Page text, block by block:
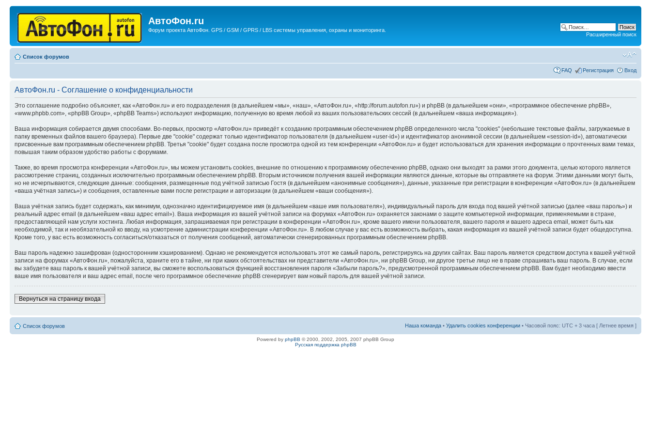
АвтоФон.ru
Форум проекта АвтоФон. GPS / GSM / GPRS / LBS системы управления, охраны и мониторинга.
Расширенный поиск
Список форумов
FAQ Регистрация Вход
АвтоФон.ru - Соглашение о конфиденциальности
Это соглашение подробно объясняет, как «АвтоФон.ru» и его подразделения (в дальнейшем «мы», «наш», «АвтоФон.ru», «http://forum.autofon.ru») и phpBB (в дальнейшем «они», «программное обеспечение phpBB»,
«www.phpbb.com», «phpBB Group», «phpBB Teams») используют информацию, полученную во время любой из ваших пользовательских сессий (в дальнейшем «ваша информация»).
Ваша информация собирается двумя способами. Во-первых, просмотр «АвтоФон.ru» приведёт к созданию программным обеспечением phpBB определенного числа "cookies" (небольшие текстовые файлы, загружаемые в
папку временных файлов вашего браузера). Первые две "cookie" содержат только идентификатор пользователя (в дальнейшем «user-id») и идентификатор анонимной сессии (в дальнейшем «session-id»), автоматически
присвоенные вам программным обеспечением phpBB. Третья "cookie" будет создана после просмотра одной из тем конференции «АвтоФон.ru» и будет использоваться для хранения информации о прочтенных вами темах,
повышая таким образом удобство работы с форумами.
Также, во время просмотра конференции «АвтоФон.ru», мы можем установить cookies, внешние по отношению к программному обеспечению phpBB, однако они выходят за рамки этого документа, целью которого является
рассмотрение страниц, созданных исключительно программным обеспечением phpBB. Вторым источником получения вашей информации являются данные, которые вы отправляете на форум. Этими данными могут быть,
но не исчерпываются, следующие данные: сообщения, размещенные под учётной записью Гостя (в дальнейшем «анонимные сообщения»), данные, указанные при регистрации в конференции «АвтоФон.ru» (в дальнейшем
«ваша учётная запись») и сообщения, оставленные вами после регистрации и авторизации (в дальнейшем «ваши сообщения»).
Ваша учётная запись будет содержать, как минимум, однозначно идентифицируемое имя (в дальнейшем «ваше имя пользователя»), индивидуальный пароль для входа под вашей учётной записью (далее «ваш пароль») и
реальный адрес email (в дальнейшем «ваш адрес email»). Ваша информация из вашей учётной записи на форумах «АвтоФон.ru» охраняется законами о защите компьютерной информации, применяемыми в стране,
предоставляющей нам услуги хостинга. Любая информация, запрашиваемая при регистрации в конференции «АвтоФон.ru», кроме вашего имени пользователя, вашего пароля и вашего адреса email, может быть как
необходимой, так и необязательной ко вводу, на усмотрение администрации конференции «АвтоФон.ru». В любом случае у вас есть возможность выбрать, какая информация из вашей учётной записи будет общедоступна.
Кроме того, у вас есть возможность согласиться/отказаться от получения сообщений, автоматически сгенерированных программным обеспечением phpBB.
Ваш пароль надежно зашифрован (односторонним хэшированием). Однако не рекомендуется использовать этот же самый пароль, регистрируясь на других сайтах. Ваш пароль является средством доступа к вашей учётной
записи на форумах «АвтоФон.ru», пожалуйста, храните его в тайне, ни при каких обстоятельствах ни представители «АвтоФон.ru», ни phpBB Group, ни другое третье лицо не в праве спрашивать ваш пароль. В случае, если
вы забудете ваш пароль к вашей учётной записи, вы сможете воспользоваться функцией восстановления пароля «Забыли пароль?», предусмотренной программным обеспечением phpBB. Вам будет необходимо ввести
ваше имя пользователя и ваш адрес email, после чего программное обеспечение phpBB сгенерирует вам новый пароль для вашей учётной записи.
Вернуться на страницу входа
Список форумов Наша команда • Удалить cookies конференции • Часовой пояс: UTC + 3 часа [ Летнее время ]
Powered by phpBB © 2000, 2002, 2005, 2007 phpBB Group
Русская поддержка phpBB